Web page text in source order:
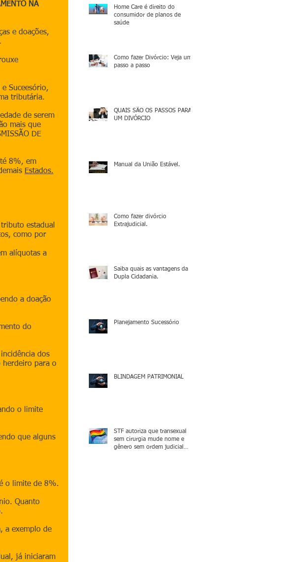
NA
e doações,
Suceesório,
tributária.
de serem
mais que
DE
8%, em
Estados.
estadual
como por
alíquotas a
a doação
do
dos
herdeiro para o
o limite
que alguns
o limite de 8%.
Quanto
a exemplo de
já iniciaram
Home Care é direito do
consumidor de planos de
saúde
Como fazer Divórcio: Veja um
passo a passo
QUAIS SÃO OS PASSOS PARA
UM DIVÓRCIO
Manual da União Estável.
Como fazer divórcio
Extrajudicial.
Saiba quais as vantagens da
Dupla Cidadania.
Planejamento Sucessório
BLINDAGEM PATRIMONIAL
STF autoriza que transexual
sem cirurgia mude nome e
gênero sem ordem judicial